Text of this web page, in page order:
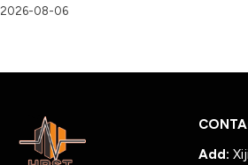
2026-08-06
Add: